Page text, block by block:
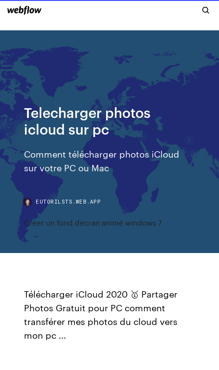
Telecharger photos
icloud sur pc
Comment télécharger photos iCloud
sur votre PC ou Mac
EUTORILSTS.WEB.APP
Créer un fond décran animé windows 7
Télécharger iCloud 2020 🥇 Partager
Photos Gratuit pour PC comment
transférer mes photos du cloud vers
mon pc ...